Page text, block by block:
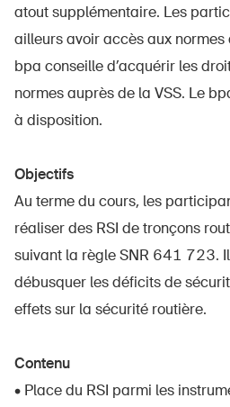
atout supplémentaire. Les
ailleurs avoir accès aux
bpa conseille d’acquérir les
normes auprès de la VSS. Le
à disposition.
Objectifs
Au terme du cours, les
réaliser des RSI de tronçons
suivant la règle SNR 641 723.
débusquer les déficits de
effets sur la sécurité routière.
Contenu
• Place du RSI parmi les